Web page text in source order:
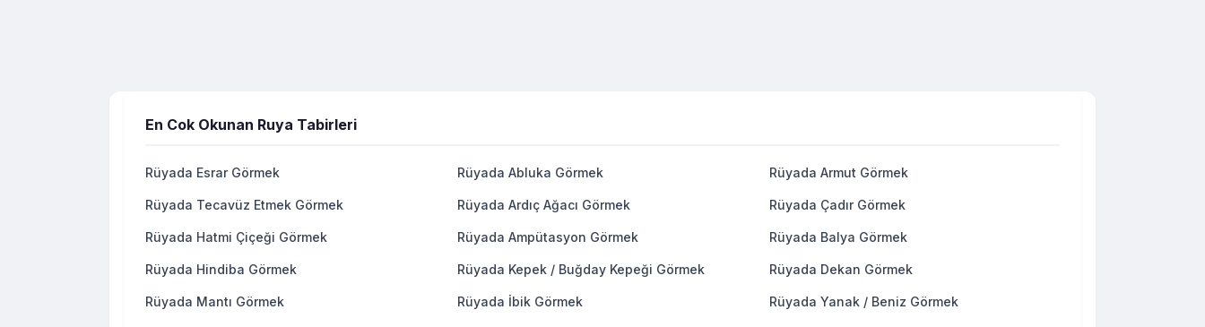
En Cok Okunan Ruya Tabirleri
Rüyada Esrar Görmek Rüyada Abluka Görmek Rüyada Armut Görmek
Rüyada Tecavüz Etmek Görmek Rüyada Ardıç Ağacı Görmek Rüyada Çadır Görmek
Rüyada Hatmi Çiçeği Görmek Rüyada Ampütasyon Görmek Rüyada Balya Görmek
Rüyada Hindiba Görmek Rüyada Kepek / Buğday Kepeği Görmek Rüyada Dekan Görmek
Rüyada Mantı Görmek Rüyada İbik Görmek Rüyada Yanak / Beniz Görmek